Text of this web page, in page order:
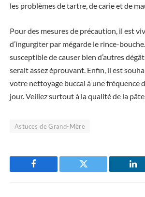
les problèmes de tartre, de carie et de
Pour des mesures de précaution, il est
d’ingurgiter par mégarde le rince-
susceptible de causer bien d’autres
serait assez éprouvant. Enfin, il est
votre nettoyage buccal à une fréquence
jour. Veillez surtout à la qualité de la
Astuces de Grand-Mère
Facebook Twitter